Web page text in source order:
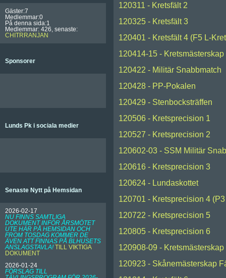
Gäster:7
Medlemmar:0
På denna sida:1
Medlemmar: 426, senaste:
CHITRRANJAN
Sponsorer
Lunds Pk i sociala medier
Senaste Nytt på Hemsidan
2026-02-17
NU FINNS SAMTLIGA
DOKUMENT INFÖR ÅRSMÖTET
UTE HÄR PÅ HEMSIDAN OCH
FROM TOSDAG KOMMER DE
ÄVEN ATT FINNAS PÅ BLHUSETS
ANSLAGSTAVLA! TILL VIKTIGA
DOKUMENT
2026-01-24
FÖRSLAG TILL
120311 - Kretsfält 2
120325 - Kretsfält 3
120401 - Kretsfält 4 (F5 L-
120414-15 - Kretsmästerskap
120422 - Militär Snabbmatch
120428 - PP-Pokalen
120429 - Stenbocksträffen
120506 - Kretsprecision 1
120527 - Kretsprecision 2
120602-03 - SSM Militär
120616 - Kretsprecision 3
120624 - Lundaskottet
120701 - Kretsprecision 4
120722 - Kretsprecision 5
120805 - Kretsprecision 6
120908-09 -
120923 - Skånemästerskap